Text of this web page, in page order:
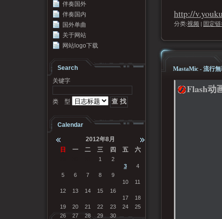
http://
分类:视频| 固定
MastaMic - 流行
Flash动
伴奏国外
伴奏国内
国外单曲
关于网站
网站logo下载
Search
关键字
类 型
Calendar
2012年8月
日
一 二 三 四 五 六
1
2
3
4
5
6 7 8
9
10
11
12
13 14 15
16
17
18
19
20 21 22 23 24
25
26
27 28 29
30